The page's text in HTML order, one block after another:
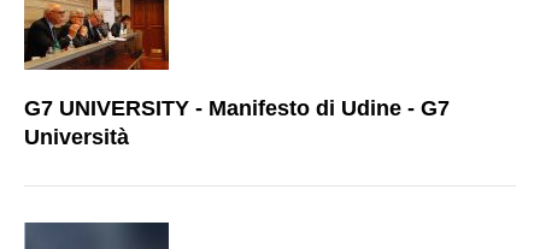
G7 UNIVERSITY - Manifesto di Udine - G7
Università